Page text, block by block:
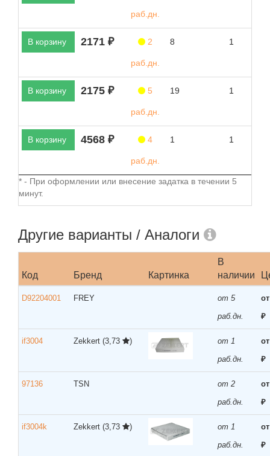
раб.дн.
В корзину 2171 ₽ 2
раб.дн.
8 1
В корзину 2175 ₽ 5
раб.дн.
19 1
В корзину 4568 ₽ 4
раб.дн.
1 1
* - При оформлении или внесение задатка в течении 5
минут.
Другие варианты / Аналоги
Код Бренд Картинка
В
наличии
D92204001 FREY
от 5
раб.дн.
₽
if3004 Zekkert (3,73 )
от 1
раб.дн.
₽
97136 TSN
от 2
раб.дн.
₽
if3004k Zekkert (3,73 )
от 1
раб.дн.
₽